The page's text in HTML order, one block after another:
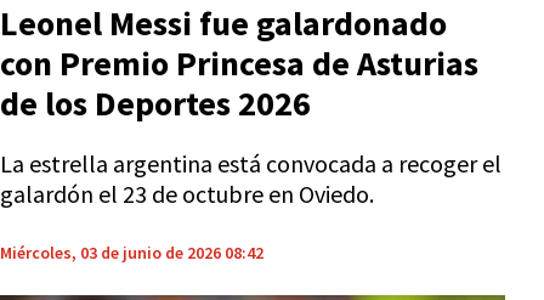
Leonel Messi fue galardonado
con Premio Princesa de Asturias
de los Deportes 2026
La estrella argentina está convocada a recoger el
galardón el 23 de octubre en Oviedo.
Miércoles, 03 de junio de 2026 08:42